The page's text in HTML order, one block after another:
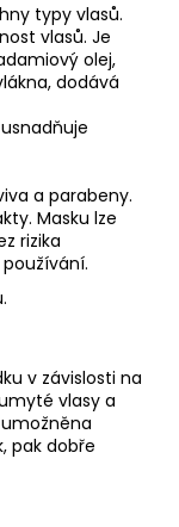
typy vlasů.
vlasů. Je
olej,
dodává
a parabeny.
Masku lze
rizika
v závislosti na
vlasy a
pak dobře